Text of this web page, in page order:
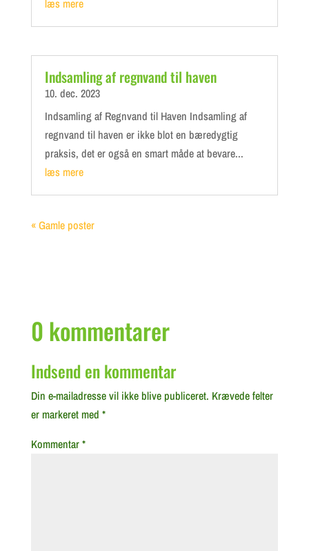
læs mere
Indsamling af regnvand til haven
10. dec. 2023
Indsamling af Regnvand til Haven Indsamling af
regnvand til haven er ikke blot en bæredygtig
praksis, det er også en smart måde at bevare...
læs mere
« Gamle poster
0 kommentarer
Indsend en kommentar
Din e-mailadresse vil ikke blive publiceret. Krævede felter
er markeret med *
Kommentar*